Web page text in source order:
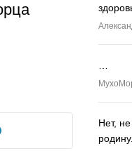
Нет,
родину.